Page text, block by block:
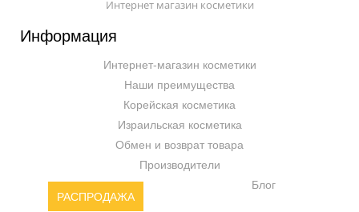
Интернет магазин косметики
Информация
Интернет-магазин косметики
Наши преимущества
Корейская косметика
Израильская косметика
Обмен и возврат товара
Производители
РАСПРОДАЖА
Блог